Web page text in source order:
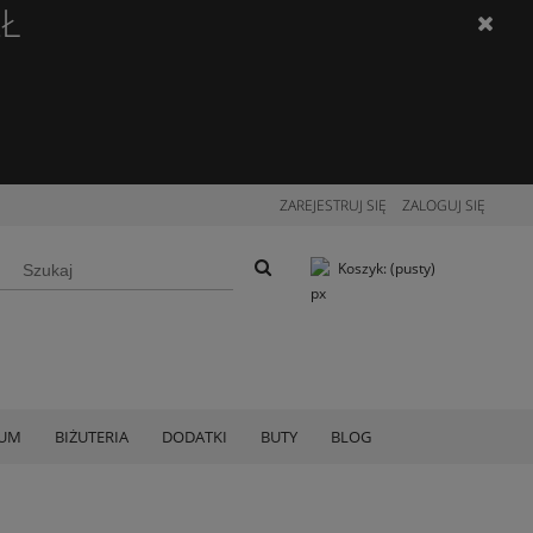
ZAREJESTRUJ SIĘ ZALOGUJ SIĘ
Koszyk: (pusty)
BIŻUTERIA DODATKI BUTY BLOG